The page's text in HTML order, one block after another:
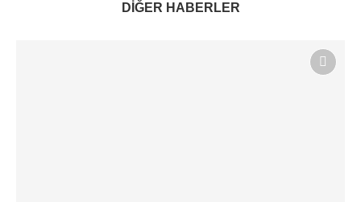
DİĞER HABERLER